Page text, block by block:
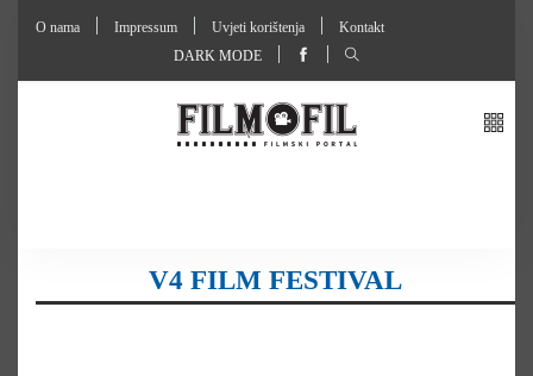
O nama Impressum Uvjeti korištenja
Kontakt
DARK MODE
V4 FILM FESTIVAL